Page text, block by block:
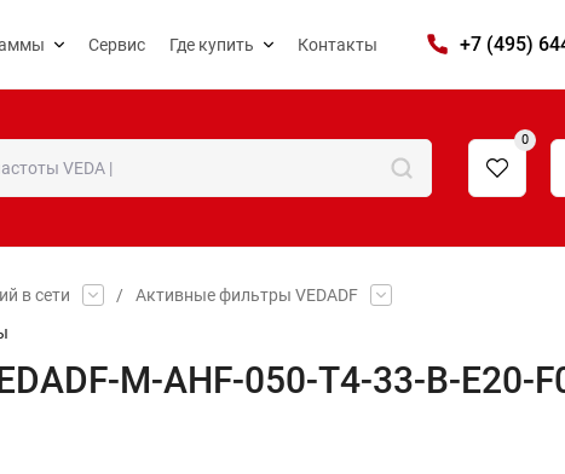
Сервис Где купить Контакты +7 (495)
0
в сети /
Активные фильтры VEDADF
M-AHF-050-T4-33-B-E20-